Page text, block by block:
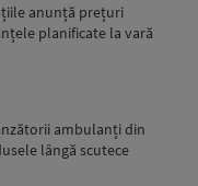
anunță prețuri
planificate la vară
ambulanți din
lângă scutece